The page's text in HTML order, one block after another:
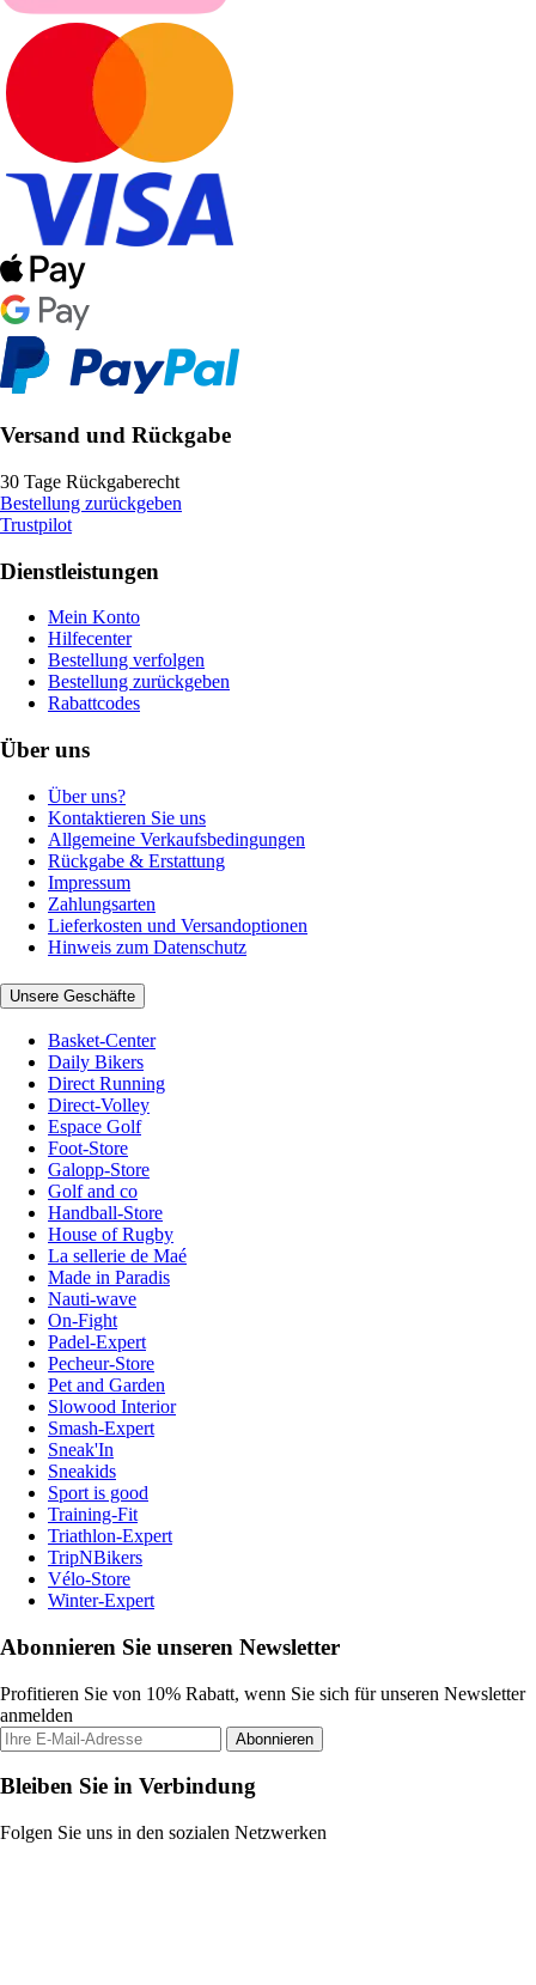
Versand und Rückgabe
30 Tage Rückgaberecht
Bestellung zurückgeben
Trustpilot
Dienstleistungen
Mein Konto
Hilfecenter
Bestellung verfolgen
Bestellung zurückgeben
Rabattcodes
Über uns
Über uns?
Kontaktieren Sie uns
Allgemeine Verkaufsbedingungen
Rückgabe & Erstattung
Impressum
Zahlungsarten
Lieferkosten und Versandoptionen
Hinweis zum Datenschutz
Unsere Geschäfte
Basket-Center
Daily Bikers
Direct Running
Direct-Volley
Espace Golf
Foot-Store
Galopp-Store
Golf and co
Handball-Store
House of Rugby
La sellerie de Maé
Made in Paradis
Nauti-wave
On-Fight
Padel-Expert
Pecheur-Store
Pet and Garden
Slowood Interior
Smash-Expert
Sneak'In
Sneakids
Sport is good
Training-Fit
Triathlon-Expert
TripNBikers
Vélo-Store
Winter-Expert
Abonnieren Sie unseren Newsletter
Profitieren Sie von 10% Rabatt, wenn Sie sich für unseren Newsletter
anmelden
Abonnieren
Bleiben Sie in Verbindung
Folgen Sie uns in den sozialen Netzwerken